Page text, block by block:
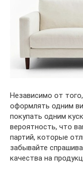
Независимо от
оформлять одним
покупать одним
вероятность, что
партий, которые
забывайте
качества на